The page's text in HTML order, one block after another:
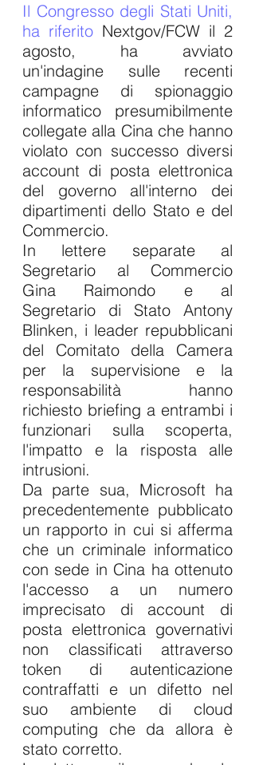
Il Congresso degli Stati Uniti,
ha riferito Nextgov/FCW il 2
agosto, ha avviato
un'indagine sulle recenti
campagne di spionaggio
informatico presumibilmente
collegate alla Cina che hanno
violato con successo diversi
account di posta elettronica
del governo all'interno dei
dipartimenti dello Stato e del
Commercio.
In lettere separate al
Segretario al Commercio
Gina Raimondo e al
Segretario di Stato Antony
Blinken, i leader repubblicani
del Comitato della Camera
per la supervisione e la
responsabilità hanno
richiesto briefing a entrambi i
funzionari sulla scoperta,
l'impatto e la risposta alle
intrusioni.
Da parte sua, Microsoft ha
precedentemente pubblicato
un rapporto in cui si afferma
che un criminale informatico
con sede in Cina ha ottenuto
l'accesso a un numero
imprecisato di account di
posta elettronica governativi
non classificati attraverso
token di autenticazione
contraffatti e un difetto nel
suo ambiente di cloud
computing che da allora è
stato corretto.